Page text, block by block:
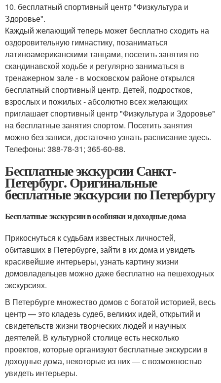
10. бесплатный спортивный центр "Физкультура и
Здоровье".
Каждый желающий теперь может бесплатно сходить на
оздоровительную гимнастику, позаниматься
латиноамериканскими танцами, посетить занятия по
скандинавской ходьбе и регулярно заниматься в
тренажерном зале - в московском районе открылся
бесплатный спортивный центр. Детей, подростков,
взрослых и пожилых - абсолютно всех желающих
приглашает спортивный центр "Физкультура и Здоровье"
на бесплатные занятия спортом. Посетить занятия
можно без записи, достаточно узнать расписание здесь.
Телефоны: 388-78-31; 365-60-88.
Бесплатные экскурсии Санкт-
Петербург. Оригинальные
бесплатные экскурсии по Петербургу
Бесплатные экскурсии в особняки и доходные дома
Прикоснуться к судьбам известных личностей,
обитавших в Петербурге, зайти в их дома и увидеть
красивейшие интерьеры, узнать картину жизни
домовладельцев можно даже бесплатно на пешеходных
экскурсиях.
В Петербурге множество домов с богатой историей, весь
центр — это кладезь судеб, великих идей, открытий и
свидетельств жизни творческих людей и научных
деятелей. В культурной столице есть несколько
проектов, которые организуют бесплатные экскурсии в
доходные дома, некоторые из них — с возможностью
увидеть интерьеры.